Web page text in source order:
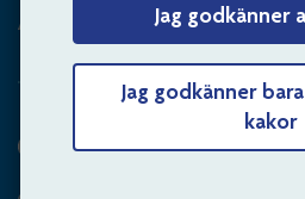
Jag godkänner
Jag godkänner
kakor
Arbetsgivare – skicka
Hitta svaret på din fråga